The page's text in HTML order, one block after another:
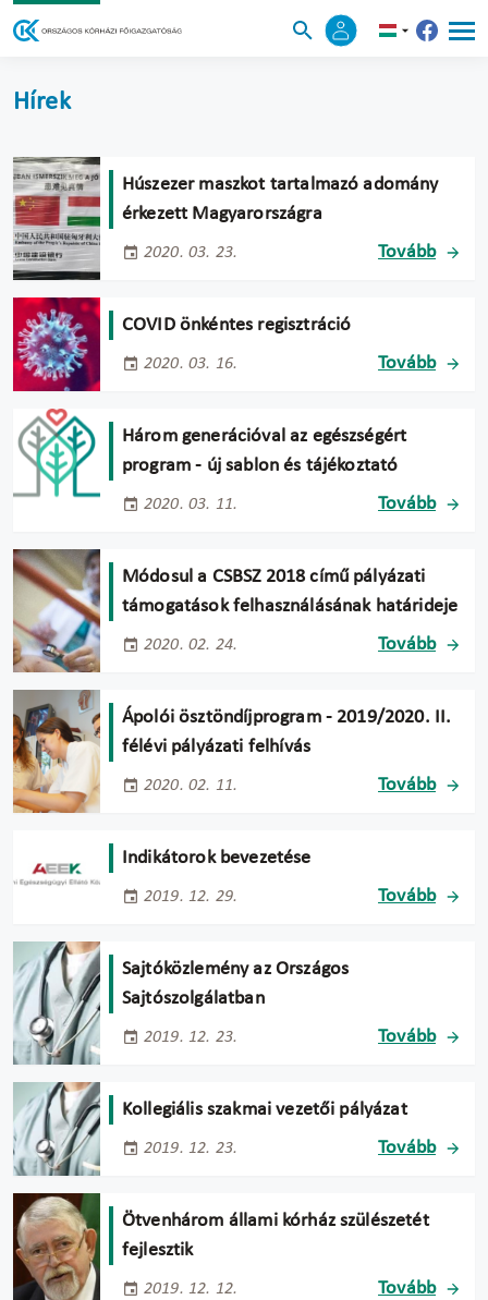
Hírek
Húszezer maszkot tartalmazó adomány
érkezett Magyarországra
2020. 03. 23. Tovább
COVID önkéntes regisztráció
2020. 03. 16. Tovább
Három generációval az egészségért
program - új sablon és tájékoztató
2020. 03. 11. Tovább
Módosul a CSBSZ 2018 című pályázati
támogatások felhasználásának határideje
2020. 02. 24. Tovább
Ápolói ösztöndíjprogram - 2019/2020. II.
félévi pályázati felhívás
2020. 02. 11. Tovább
Indikátorok bevezetése
2019. 12. 29. Tovább
Sajtóközlemény az Országos
Sajtószolgálatban
2019. 12. 23. Tovább
Kollegiális szakmai vezetői pályázat
2019. 12. 23. Tovább
Ötvenhárom állami kórház szülészetét
fejlesztik
2019. 12. 12. Tovább